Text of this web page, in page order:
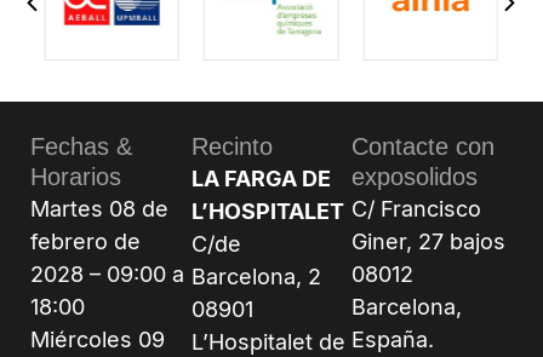
Fechas &
Horarios
Martes 08 de
febrero de
2028 – 09:00 a
18:00
Miércoles 09
Recinto
LA FARGA DE
L’HOSPITALET
C/de
Barcelona, 2
08901
L’Hospitalet de
Contacte con
exposolidos
C/ Francisco
Giner, 27 bajos
08012
Barcelona,
España.